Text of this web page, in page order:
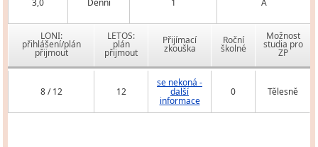
3,0 Denní 1 A
LONI:
přihlášení/plán
přijmout
LETOS:
plán
přijmout
Přijímací
zkouška
Roční
školné
Možnost
studia pro
ZP
8 / 12 12
se nekoná -
další
informace
0 Tělesně